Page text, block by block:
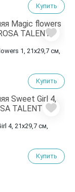
Купить
1, 21х29,7 см,
Купить
4, 21х29,7 см,
Купить